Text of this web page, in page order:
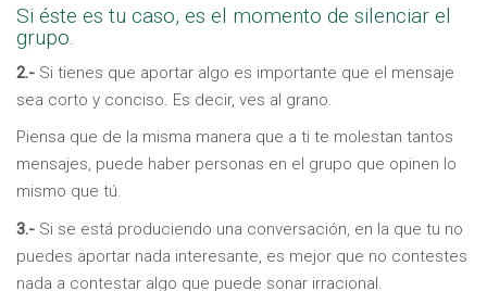
Si éste es tu caso, es el momento de silenciar el
grupo.
2.- Si tienes que aportar algo es importante que el mensaje
sea corto y conciso. Es decir, ves al grano.
Piensa que de la misma manera que a ti te molestan tantos
mensajes, puede haber personas en el grupo que opinen lo
mismo que tú.
3.- Si se está produciendo una conversación, en la que tu no
puedes aportar nada interesante, es mejor que no contestes
nada a contestar algo que puede sonar irracional.